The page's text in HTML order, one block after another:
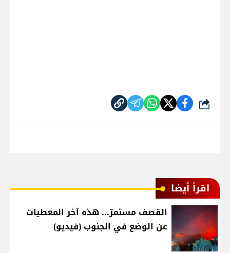
شارك
اقرأ أيضا
القصف مستمرّ... هذه آخر المعطيات
عن الوضع في الجنوب (فيديو)